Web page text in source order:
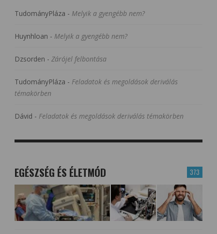
TudományPláza - Melyik a gyengébb nem?
Huynhloan - Melyik a gyengébb nem?
Dzsorden - Zárójel felbontása
TudományPláza - Feladatok és megoldások deriválás
témakörben
Dávid - Feladatok és megoldások deriválás témakörben
373
EGÉSZSÉG ÉS ÉLETMÓD